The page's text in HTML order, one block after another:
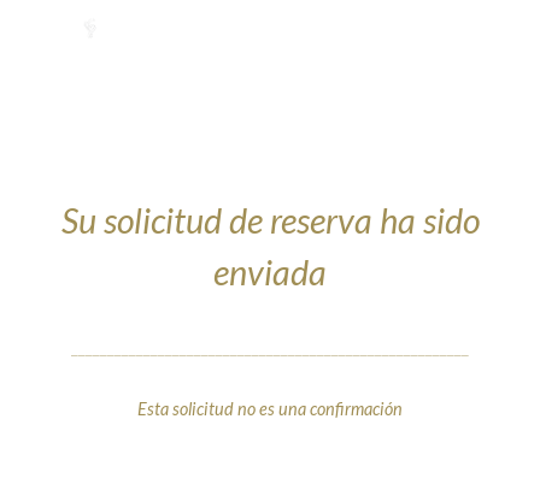
Su solicitud de reserva ha sido
enviada
Esta solicitud no es una confirmación